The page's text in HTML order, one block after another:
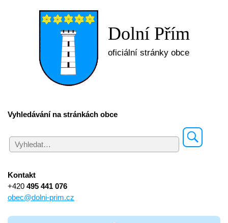
Dolní Přím
oficiální stránky obce
Vyhledávání na stránkách obce
Kontakt
+420 495 441 076
obec@dolni-prim.cz